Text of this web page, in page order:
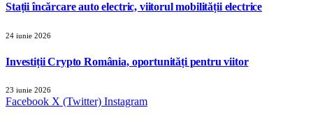
Stații încărcare auto electric, viitorul mobilității electrice
24 iunie 2026
Investiții Crypto România, oportunități pentru viitor
23 iunie 2026
Facebook X (Twitter) Instagram